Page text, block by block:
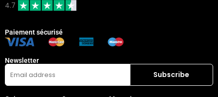
4.7
Paiement sécurisé
Newsletter